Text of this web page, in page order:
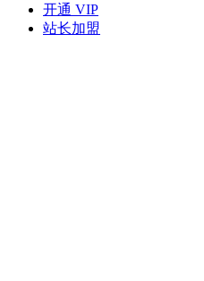
开通 VIP
站长加盟